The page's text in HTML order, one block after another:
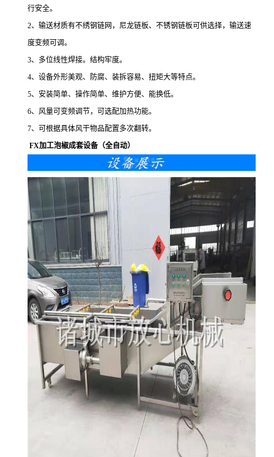
行安全。
2、输送材质有不绣钢链网，尼龙链板、不锈钢链板可供选择，输送速
度变频可调。
3、多位线性焊接。结构牢度。
4、设备外形美观、防腐、装拆容易、扭矩大等特点。
5、安装简单、操作简单、维护方便、能换低。
6、风量可变频调节，可选配加热功能。
7、可根据具体风干物品配置多次翻转。
FX加工泡椒成套设备（全自动）